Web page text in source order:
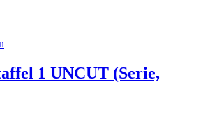
1 UNCUT (Serie,